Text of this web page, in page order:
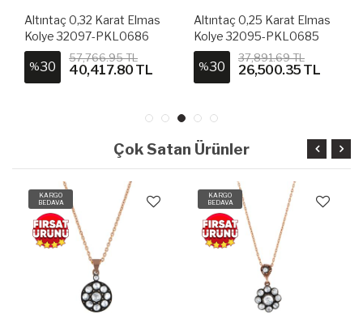
Altıntaç 0,32 Karat Elmas
Kolye 32097-PKL0686
%30
57,766.95 TL
40,417.80 TL
Altıntaç 0,25 Karat Elmas
Kolye 32095-PKL0685
%30
37,891.69 TL
26,500.35 TL
Çok Satan Ürünler
KARGO
BEDAVA
KARGO
BEDAVA